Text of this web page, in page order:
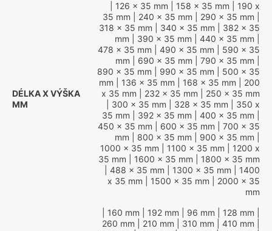
DÉLKA X VÝŠKA
MM
| 126 x 35 mm | 158 x 35 mm | 190 x
35 mm | 240 x 35 mm | 290 x 35 mm
318 x 35 mm | 340 x 35 mm | 382 x 35
mm | 390 x 35 mm | 440 x 35 mm
478 x 35 mm | 490 x 35 mm | 590 x 35
mm | 690 x 35 mm | 790 x 35 mm
890 x 35 mm | 990 x 35 mm | 500 x 35
mm | 136 x 35 mm | 168 x 35 mm | 200
x 35 mm | 232 x 35 mm | 250 x 35 mm
| 300 x 35 mm | 328 x 35 mm | 350 x
35 mm | 392 x 35 mm | 400 x 35 mm
450 x 35 mm | 600 x 35 mm | 700 x 35
mm | 800 x 35 mm | 900 x 35 mm
1000 x 35 mm | 1100 x 35 mm | 1200 x
35 mm | 1600 x 35 mm | 1800 x 35 mm
| 488 x 35 mm | 1300 x 35 mm | 1400
x 35 mm | 1500 x 35 mm | 2000 x 35
mm
| 160 mm | 192 mm | 96 mm | 128 mm
260 mm | 210 mm | 310 mm | 410 mm